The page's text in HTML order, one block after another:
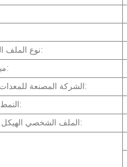
نوع الملف الشخصي:
ميناء فوب:
الشركة المصنعة للمعدات الأصلية:
النمط المفتوح:
الملف الشخصي الهيكل الداخلي: